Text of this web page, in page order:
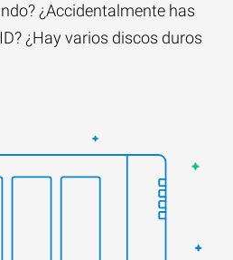
¿Accidentalmente has
¿Hay varios discos duros